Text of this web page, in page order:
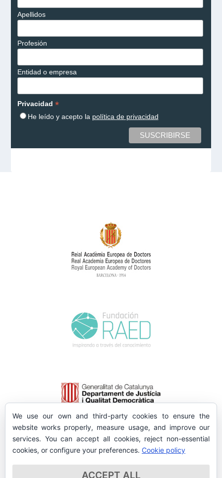
Apellidos
Profesión
Entidad o empresa
Privacidad *
He leído y acepto la política de privacidad
We use our own and third-party cookies to ensure the
website works properly, measure usage, and improve our
services. You can accept all cookies, reject non-essential
cookies, or configure your preferences. Cookie policy
ACCEPT ALL